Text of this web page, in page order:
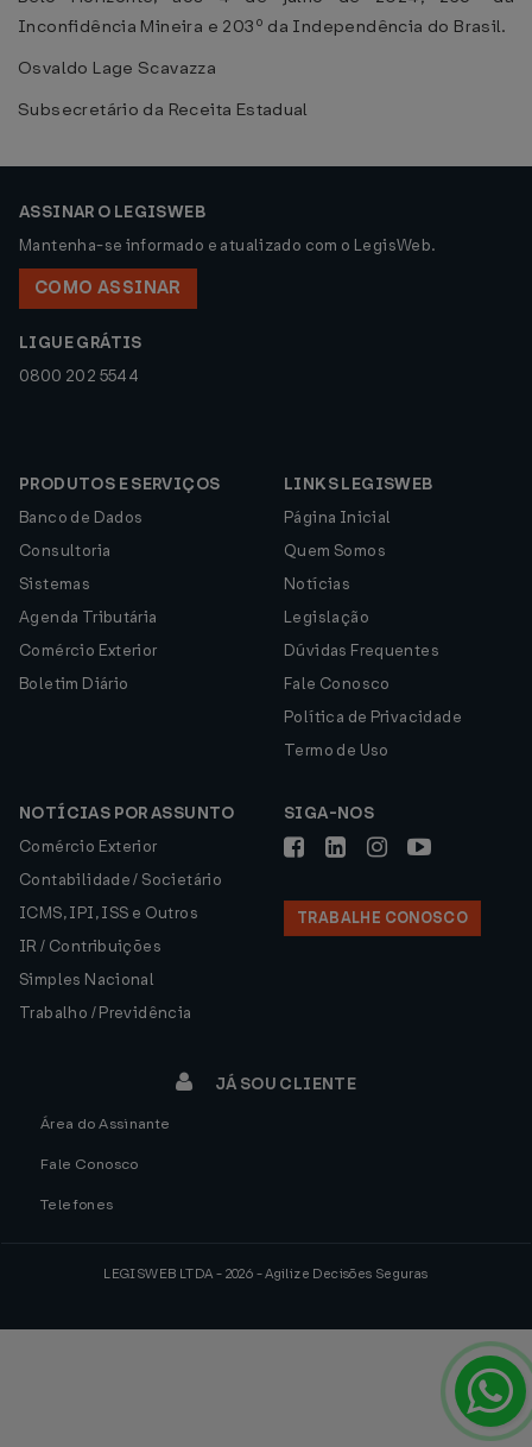
Inconfidência Mineira e 203º da Independência do Brasil.
Osvaldo Lage Scavazza
Subsecretário da Receita Estadual
ASSINAR O LEGISWEB
Mantenha-se informado e atualizado com o LegisWeb.
COMO ASSINAR
LIGUE GRÁTIS
0800 202 5544
PRODUTOS E SERVIÇOS
Banco de Dados
Consultoria
Sistemas
Agenda Tributária
Comércio Exterior
Boletim Diário
LINKS LEGISWEB
Página Inicial
Quem Somos
Notícias
Legislação
Dúvidas Frequentes
Fale Conosco
Política de Privacidade
Termo de Uso
NOTÍCIAS POR ASSUNTO
Comércio Exterior
Contabilidade / Societário
ICMS, IPI, ISS e Outros
IR / Contribuições
Simples Nacional
Trabalho / Previdência
SIGA-NOS
TRABALHE CONOSCO
JÁ SOU CLIENTE
Área do Assinante
Fale Conosco
Telefones
LEGISWEB LTDA - 2026 - Agilize Decisões Seguras